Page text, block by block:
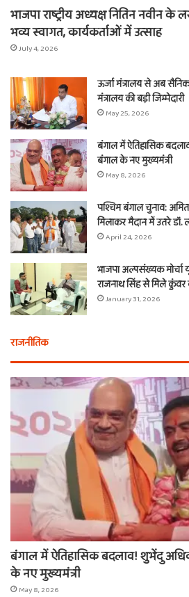
भाजपा राष्ट्रीय अध्यक्ष नितिन नवीन
भव्य स्वागत, कार्यकर्ताओं में उत्साह
July 4, 2026
ऊर्जा मंत्रालय से अब
मंत्रालय की बड़ी जिम्मेदारी
May 25, 2026
बंगाल में ऐतिहासिक
बंगाल के नए मुख्यमंत्री
May 8, 2026
पश्चिम बंगाल चुनाव:
मिलाकर मैदान में उतरे डॉ.
April 24, 2026
भाजपा अल्पसंख्यक मोर्चा
राजनाथ सिंह से मिले कुंवर
January 31, 2026
राजनीतिक
बंगाल में ऐतिहासिक बदलाव! शुभेंदु
के नए मुख्यमंत्री
May 8, 2026